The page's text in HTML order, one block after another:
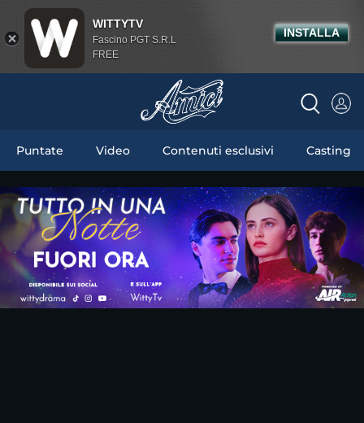
Puntate Video Contenuti esclusivi Casting
WITTYTV
Fascino PGT S.R.L
FREE
INSTALLA